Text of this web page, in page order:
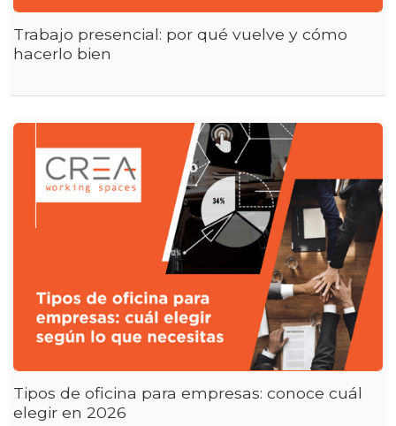
Trabajo presencial: por qué vuelve y cómo
hacerlo bien
Tipos de oficina para empresas: conoce cuál
elegir en 2026